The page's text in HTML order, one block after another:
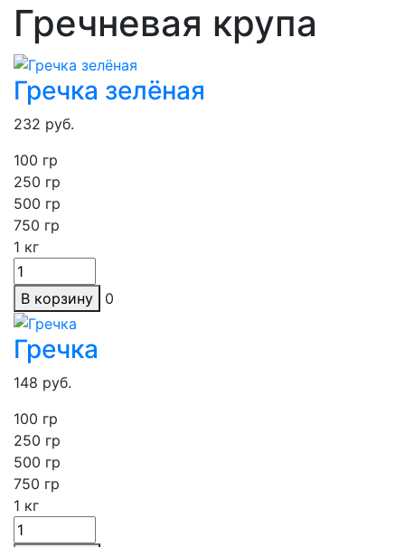
Гречневая крупа
Гречка зелёная
232 руб.
100 гр
250 гр
500 гр
750 гр
1 кг
В корзину 0
Гречка
148 руб.
100 гр
250 гр
500 гр
750 гр
1 кг